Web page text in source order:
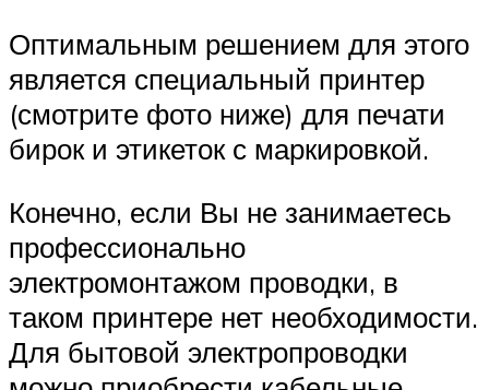
Оптимальным решением для этого
является специальный принтер
(смотрите фото ниже) для печати
бирок и этикеток с маркировкой.
Конечно, если Вы не занимаетесь
профессионально
электромонтажом проводки, в
таком принтере нет необходимости.
Для бытовой электропроводки